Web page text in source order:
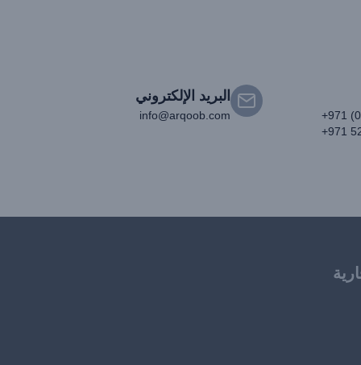
+971
+971
البريد الإلكتروني
info@arqoob.com